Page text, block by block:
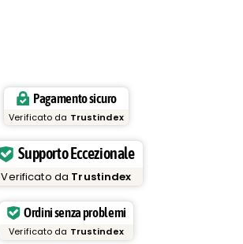
Pagamento sicuro
Verificato da Trustindex
Supporto Eccezionale
Verificato da Trustindex
Ordini senza problemi
Verificato da Trustindex